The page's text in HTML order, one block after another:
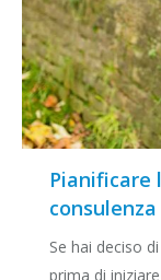
Pianificare
Se hai deciso
prima di